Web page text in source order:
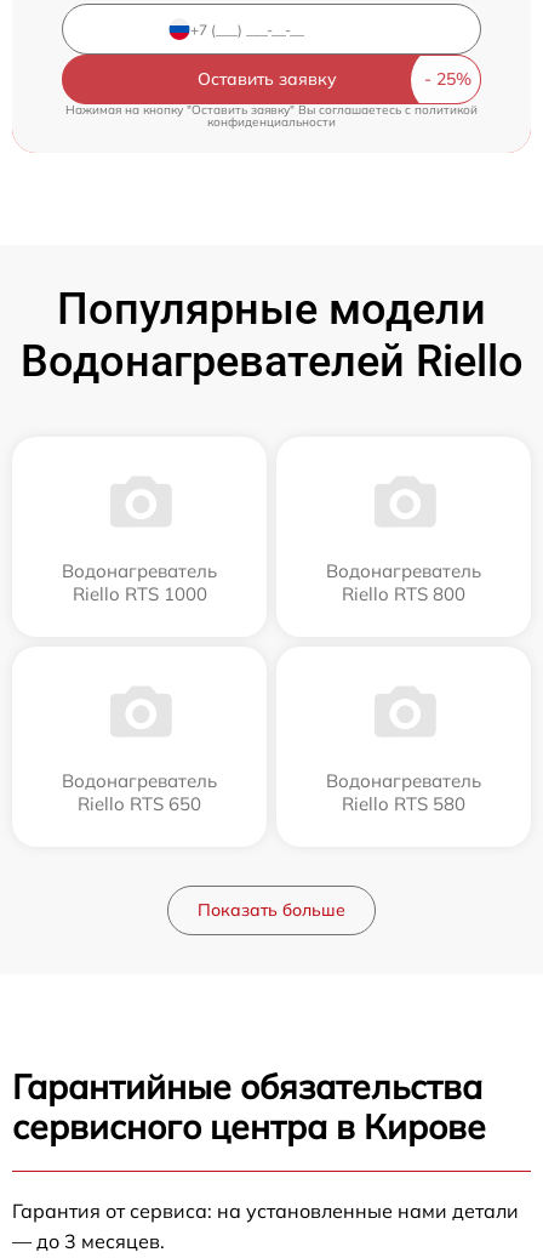
Оставить заявку
Нажимая на кнопку "Оставить заявку" Вы соглашаетесь c политикой
конфиденциальности
Популярные модели
Водонагревателей Riello
Водонагреватель
Riello RTS 1000
Водонагреватель
Riello RTS 800
Водонагреватель
Riello RTS 650
Водонагреватель
Riello RTS 580
Показать больше
Гарантийные обязательства
сервисного центра в Кирове
Гарантия от сервиса: на установленные нами детали
— до 3 месяцев.